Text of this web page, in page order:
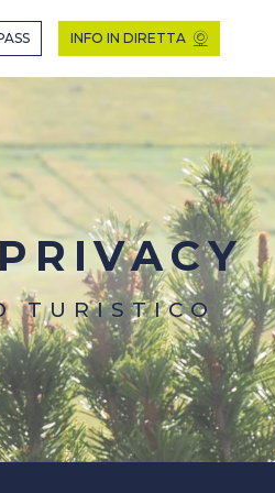
INFO IN DIRETTA
TURISTICO